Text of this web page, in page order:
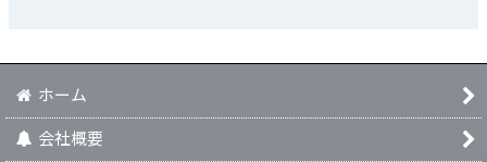
ホーム
会社概要